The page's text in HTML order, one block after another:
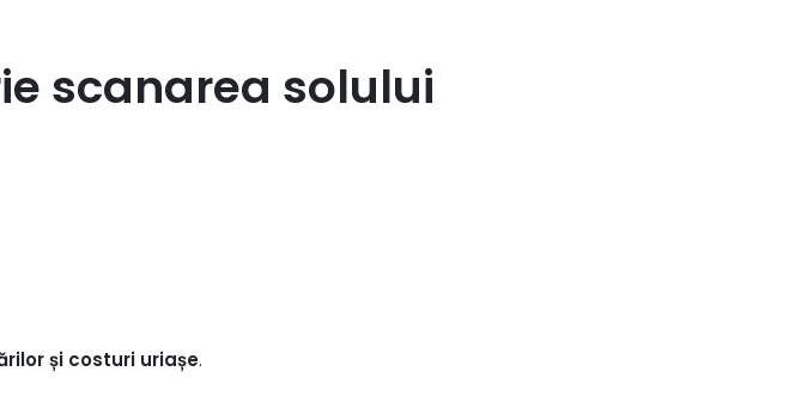
scanarea solului
și costuri uriașe.